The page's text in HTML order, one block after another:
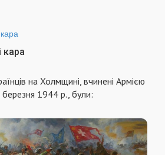
кара
на Холмщині, вчинені Армією
1944 р., були: